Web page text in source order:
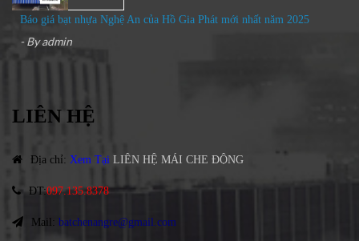
Báo giá bạt nhựa Nghệ An của Hồ Gia Phát mới nhất năm 2025
- Byadmin
LIÊN HỆ
Địa chỉ: Xem Tại LIÊN HỆ MÁI CHE ĐỘNG
ĐT:097.135.8378
Mail: batchenangre@gmail.com